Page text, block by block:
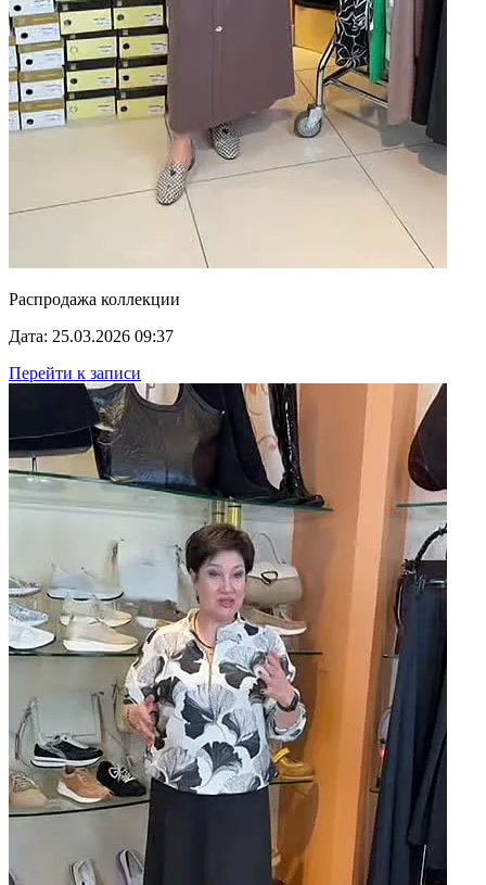
Распродажа коллекции
Дата: 25.03.2026 09:37
Перейти к записи